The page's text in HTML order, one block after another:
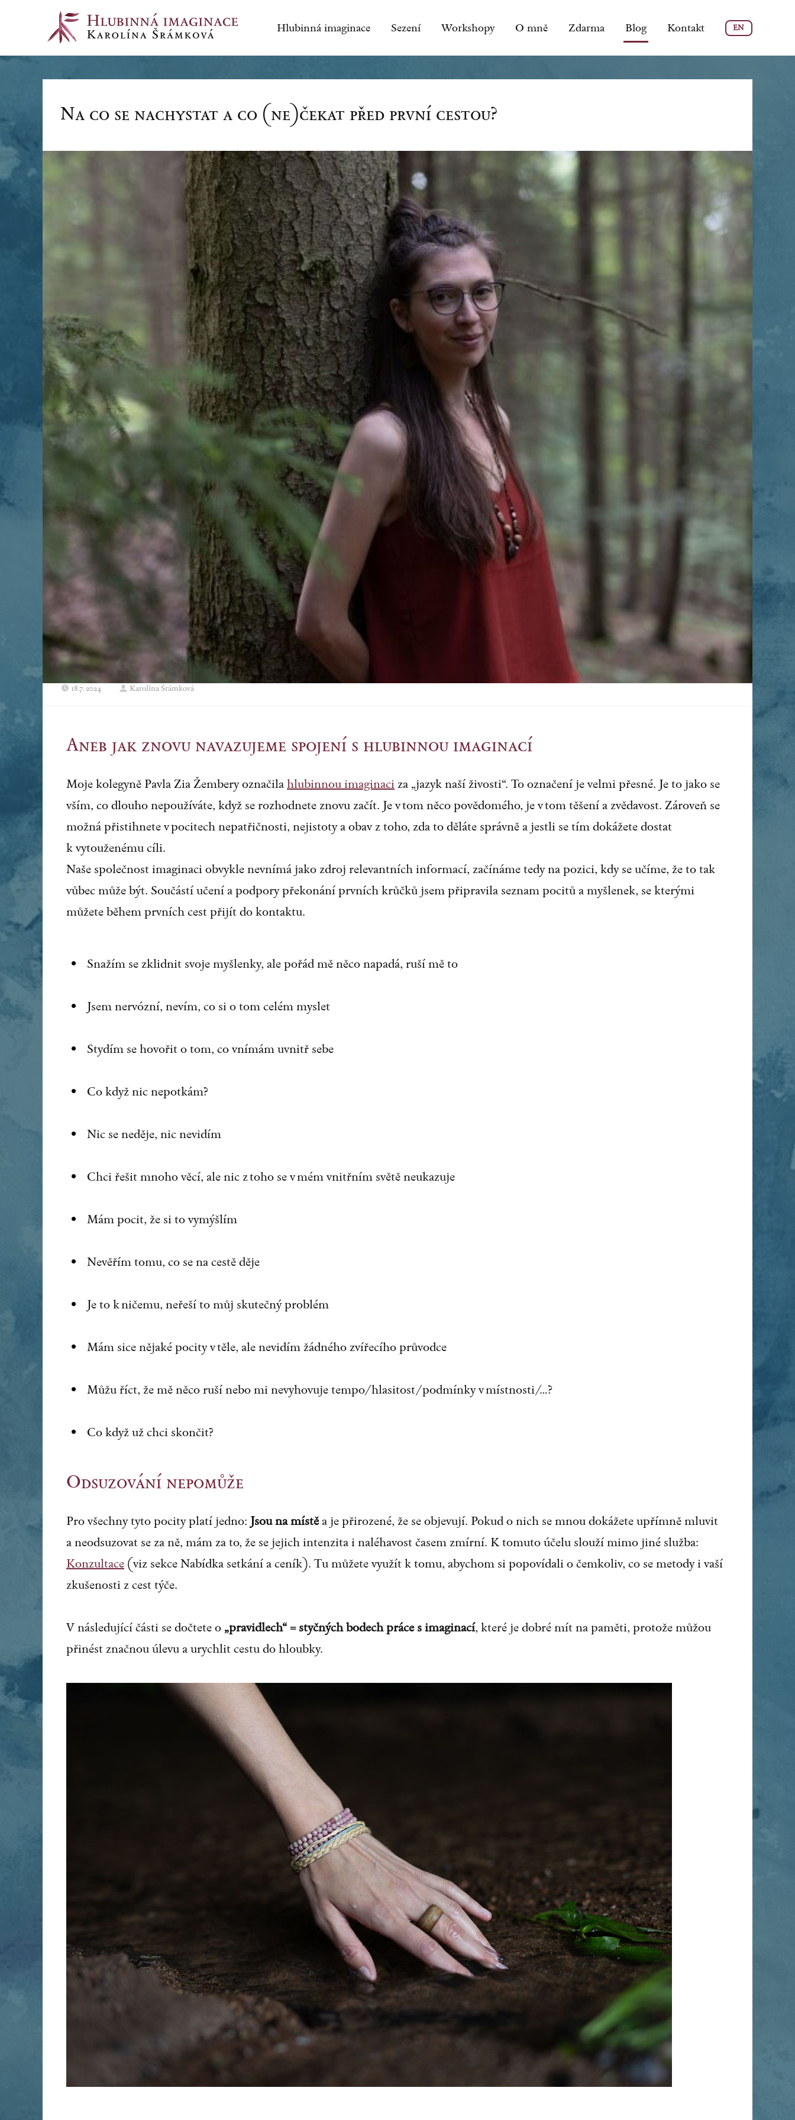
Hlubinná imaginace Sezení Workshopy O mně Zdarma Blog Kontakt EN
Na co se nachystat a co (ne)čekat před první cestou?
18.7. 2024 Karolína Šrámková
Aneb jak znovu navazujeme spojení s hlubinnou imaginací
Moje kolegyně Pavla Zia Žembery označila hlubinnou imaginaci za „jazyk naší živosti“. To označení je velmi přesné. Je to jako se
vším, co dlouho nepoužíváte, když se rozhodnete znovu začít. Je v tom něco povědomého, je v tom těšení a zvědavost. Zároveň se
možná přistihnete v pocitech nepatřičnosti, nejistoty a obav z toho, zda to děláte správně a jestli se tím dokážete dostat
k vytouženému cíli.
Naše společnost imaginaci obvykle nevnímá jako zdroj relevantních informací, začínáme tedy na pozici, kdy se učíme, že to tak
vůbec může být. Součástí učení a podpory překonání prvních krůčků jsem připravila seznam pocitů a myšlenek, se kterými
můžete během prvních cest přijít do kontaktu.
Snažím se zklidnit svoje myšlenky, ale pořád mě něco napadá, ruší mě to
Jsem nervózní, nevím, co si o tom celém myslet
Stydím se hovořit o tom, co vnímám uvnitř sebe
Co když nic nepotkám?
Nic se neděje, nic nevidím
Chci řešit mnoho věcí, ale nic z toho se v mém vnitřním světě neukazuje
Mám pocit, že si to vymýšlím
Nevěřím tomu, co se na cestě děje
Je to k ničemu, neřeší to můj skutečný problém
Mám sice nějaké pocity v těle, ale nevidím žádného zvířecího průvodce
Můžu říct, že mě něco ruší nebo mi nevyhovuje tempo/hlasitost/podmínky v místnosti/…?
Co když už chci skončit?
Odsuzování nepomůže
Pro všechny tyto pocity platí jedno: Jsou na místě a je přirozené, že se objevují. Pokud o nich se mnou dokážete upřímně mluvit
a neodsuzovat se za ně, mám za to, že se jejich intenzita i naléhavost časem zmírní. K tomuto účelu slouží mimo jiné služba:
Konzultace (viz sekce Nabídka setkání a ceník). Tu můžete využít k tomu, abychom si popovídali o čemkoliv, co se metody i vaší
zkušenosti z cest týče.
V následující části se dočtete o „pravidlech“ = styčných bodech práce s imaginací, které je dobré mít na paměti, protože můžou
přinést značnou úlevu a urychlit cestu do hloubky.